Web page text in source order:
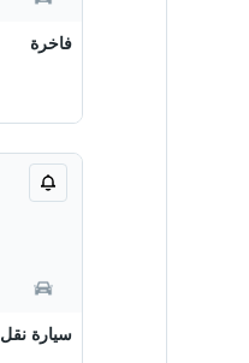
فاخرة
سيارة نقل